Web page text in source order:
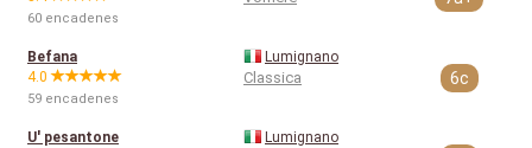
60 encadenes
Befana
4.0
59 encadenes
Lumignano
Classica 6c
U' pesantone
Lumignano